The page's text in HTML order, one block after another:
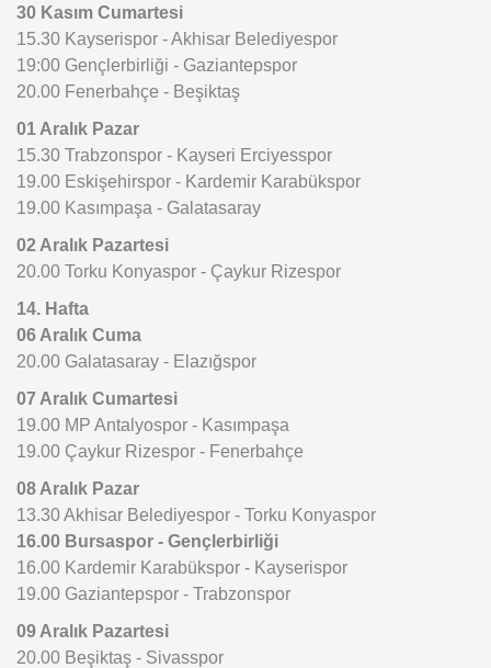
30 Kasım Cumartesi
15.30 Kayserispor - Akhisar Belediyespor
19:00 Gençlerbirliği - Gaziantepspor
20.00 Fenerbahçe - Beşiktaş
01 Aralık Pazar
15.30 Trabzonspor - Kayseri Erciyesspor
19.00 Eskişehirspor - Kardemir Karabükspor
19.00 Kasımpaşa - Galatasaray
02 Aralık Pazartesi
20.00 Torku Konyaspor - Çaykur Rizespor
14. Hafta
06 Aralık Cuma
20.00 Galatasaray - Elazığspor
07 Aralık Cumartesi
19.00 MP Antalyospor - Kasımpaşa
19.00 Çaykur Rizespor - Fenerbahçe
08 Aralık Pazar
13.30 Akhisar Belediyespor - Torku Konyaspor
16.00 Bursaspor - Gençlerbirliği
16.00 Kardemir Karabükspor - Kayserispor
19.00 Gaziantepspor - Trabzonspor
09 Aralık Pazartesi
20.00 Beşiktaş - Sivasspor